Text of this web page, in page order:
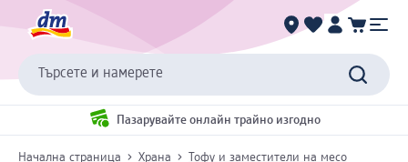
Търсете и намерете
Пазарувайте онлайн трайно изгодно
Начална страница Храна Тофу и заместители на месо